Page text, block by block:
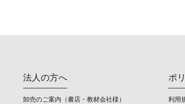
法人の方へ
卸売のご案内（書店・教材会社様）
ポ
利用